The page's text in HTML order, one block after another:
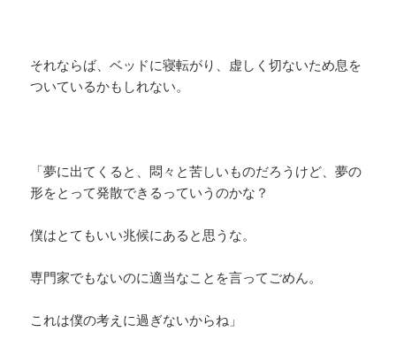
それならば、ベッドに寝転がり、虚しく切ないため息を
ついているかもしれない。
「夢に出てくると、悶々と苦しいものだろうけど、夢の
形をとって発散できるっていうのかな？
僕はとてもいい兆候にあると思うな。
専門家でもないのに適当なことを言ってごめん。
これは僕の考えに過ぎないからね」